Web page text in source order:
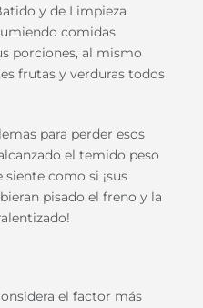
y de Limpieza
comidas
porciones, al mismo
frutas y verduras todos
para perder esos
el temido peso
siente como si ¡sus
pisado el freno y la
el factor más